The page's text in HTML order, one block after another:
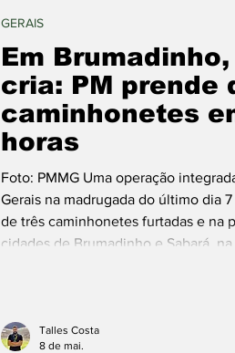
Em
cria: PM prende
caminhonetes
horas
Foto: PMMG Uma operação
Gerais na madrugada do último dia
de três caminhonetes furtadas e na
cidades de Brumadinho e Sabará,
GERAIS
Talles Costa
8 de mai.